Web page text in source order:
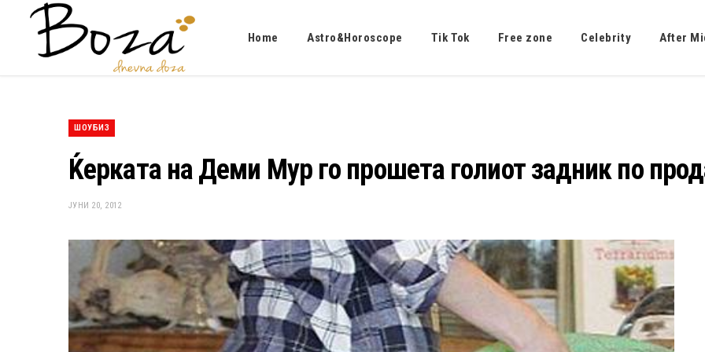
Home Astro&Horoscope Tik Tok Free zone Celebrity After
ШОУБИЗ
Ќерката на Деми Мур го прошета голиот задник по
ЈУНИ 20, 2012